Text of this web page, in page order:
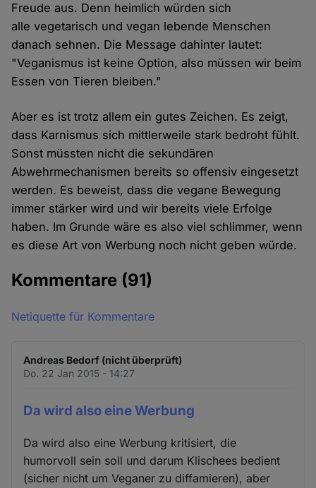
Freude aus. Denn heimlich würden sich
alle vegetarisch und vegan lebende Menschen
danach sehnen. Die Message dahinter lautet:
"Veganismus ist keine Option, also müssen wir beim
Essen von Tieren bleiben."
Aber es ist trotz allem ein gutes Zeichen. Es zeigt,
dass Karnismus sich mittlerweile stark bedroht fühlt.
Sonst müssten nicht die sekundären
Abwehrmechanismen bereits so offensiv eingesetzt
werden. Es beweist, dass die vegane Bewegung
immer stärker wird und wir bereits viele Erfolge
haben. Im Grunde wäre es also viel schlimmer, wenn
es diese Art von Werbung noch nicht geben würde.
Kommentare (91)
Netiquette für Kommentare
Andreas Bedorf (nicht überprüft)
Do. 22 Jan 2015 - 14:27
Da wird also eine Werbung
Da wird also eine Werbung kritisiert, die
humorvoll sein soll und darum Klischees bedient
(sicher nicht um Veganer zu diffamieren), aber